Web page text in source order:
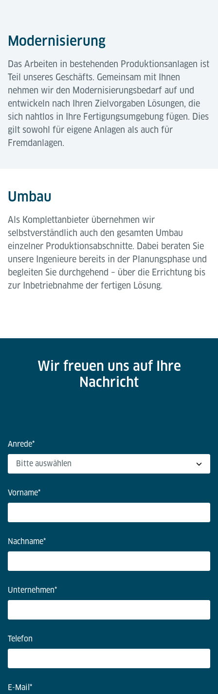
Modernisierung
Das Arbeiten in bestehenden Produktionsanlagen ist
Teil unseres Geschäfts. Gemeinsam mit Ihnen
nehmen wir den Modernisierungsbedarf auf und
entwickeln nach Ihren Zielvorgaben Lösungen, die
sich nahtlos in Ihre Fertigungsumgebung fügen. Dies
gilt sowohl für eigene Anlagen als auch für
Fremdanlagen.
Umbau
Als Komplettanbieter übernehmen wir
selbstverständlich auch den gesamten Umbau
einzelner Produktionsabschnitte. Dabei beraten Sie
unsere Ingenieure bereits in der Planungsphase und
begleiten Sie durchgehend – über die Errichtung bis
zur Inbetriebnahme der fertigen Lösung.
Wir freuen uns auf Ihre
Nachricht
Anrede*
Vorname*
Nachname*
Unternehmen*
Telefon
E-Mail *